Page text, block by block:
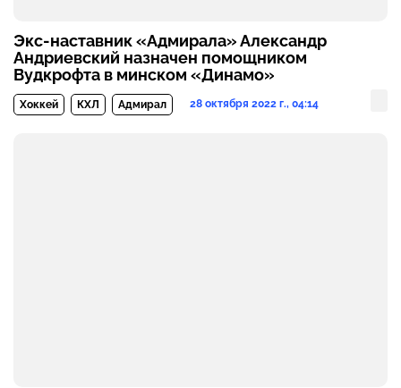
Экс-наставник «Адмирала» Александр
Андриевский назначен помощником
Вудкрофта в минском «Динамо»
Хоккей КХЛ Адмирал 28 октября 2022 г., 04:14